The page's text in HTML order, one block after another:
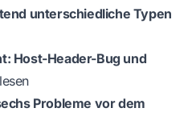
unterschiedliche Typen
Host-Header-Bug und
Probleme vor dem